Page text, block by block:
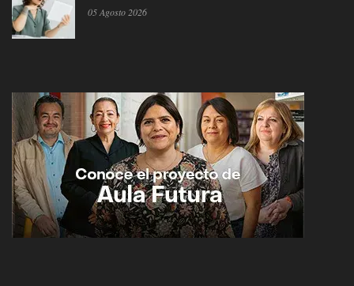
05 Agosto 2026